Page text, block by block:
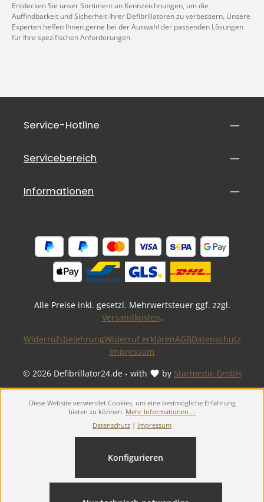
Entdecken Sie unser Sortiment an Kennzeichnungen, um die
Auffindbarkeit und Sicherheit Ihrer Defibrillatoren zu verbessern. Unsere
Experten helfen Ihnen gerne bei der Auswahl der passenden Lösungen
für Ihre spezifischen Anforderungen.
Service-Hotline
Servicebereich
Informationen
Alle Preise inkl. gesetzl. Mehrwertsteuer ggf. zzgl.
Versandkosten.
© 2026 Defibrillator24.de - with by Starmedic GmbH
WiderrufsbelehrungWiderruf erklärenAGBDatenschutz
Impressum
Diese Website verwendet Cookies, um eine bestmögliche Erfahrung
bieten zu können. Mehr Informationen ...
Datenschutz | Impressum
Konfigurieren